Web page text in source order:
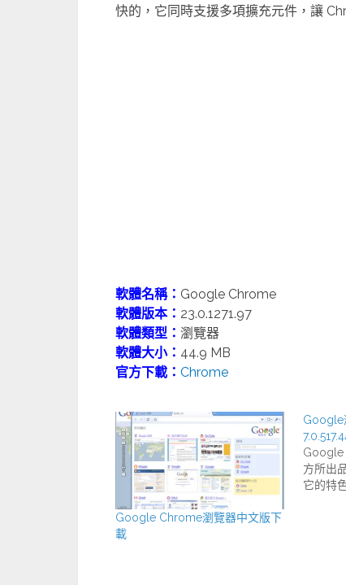
快的，它同時支援多項擴充元件，讓
軟體名稱： Google Chrome
軟體版本： 23.0.1271.97
軟體類型： 瀏覽器
軟體大小： 44.9 MB
官方下載： Chrome
Google Chrome瀏覽器中文版下
載
Google
Google
方所出
它的特